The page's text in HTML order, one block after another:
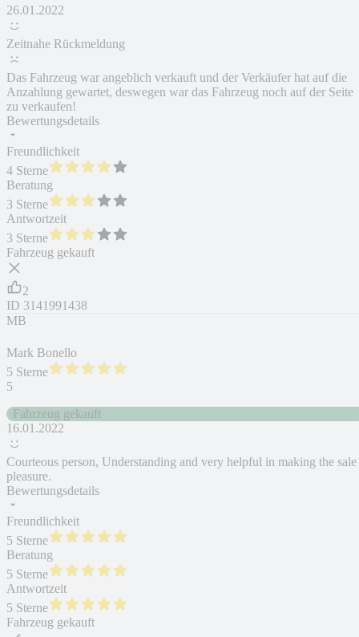
26.01.2022
Zeitnahe Rückmeldung
Das Fahrzeug war angeblich verkauft und der Verkäufer hat auf die
Anzahlung gewartet, deswegen war das Fahrzeug noch auf der Seite
zu verkaufen!
Bewertungsdetails
Freundlichkeit
4 Sterne
Beratung
3 Sterne
Antwortzeit
3 Sterne
Fahrzeug gekauft
2
ID 3141991438
MB
Mark Bonello
5 Sterne
5
Fahrzeug gekauft
16.01.2022
Courteous person, Understanding and very helpful in making the sale
pleasure.
Bewertungsdetails
Freundlichkeit
5 Sterne
Beratung
5 Sterne
Antwortzeit
5 Sterne
Fahrzeug gekauft